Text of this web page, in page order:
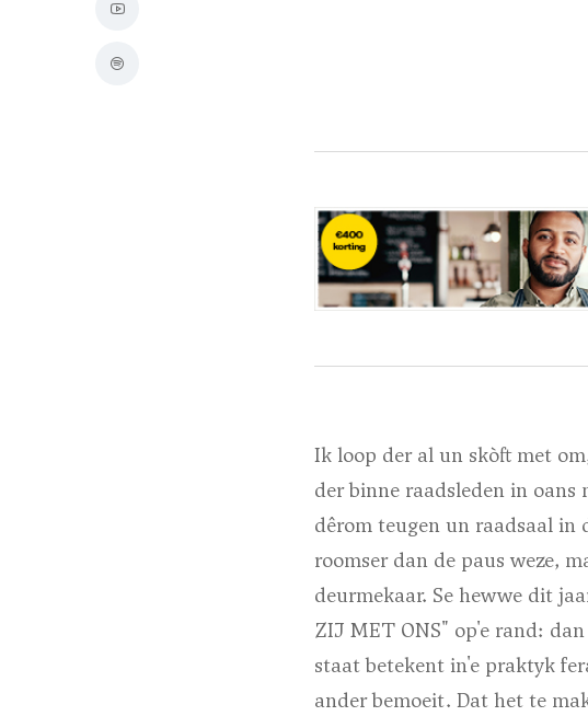
Ik loop der al un skòft met
der binne raadsleden in
dêrom teugen un raadsaal in
roomser dan de paus weze,
deurmekaar. Se hewwe dit
ZIJ MET ONS" op'e rand:
staat betekent in'e praktyk
ander bemoeit. Dat het te